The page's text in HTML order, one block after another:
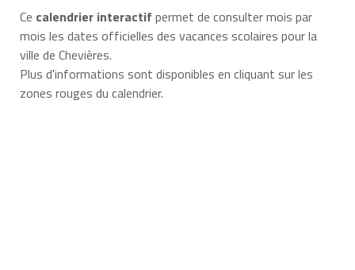
Ce calendrier interactif permet de consulter mois par
mois les dates officielles des vacances scolaires pour la
ville de Chevières.
Plus d'informations sont disponibles en cliquant sur les
zones rouges du calendrier.